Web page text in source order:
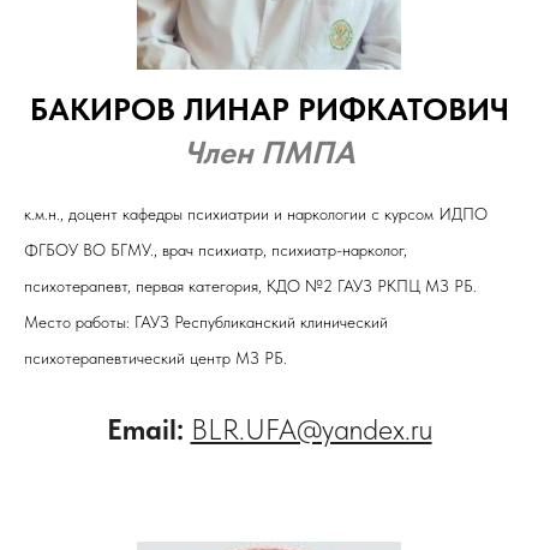
БАКИРОВ ЛИНАР РИФКАТОВИЧ
Член ПМПА
к.м.н., доцент кафедры психиатрии и наркологии с курсом ИДПО
ФГБОУ ВО БГМУ., врач психиатр, психиатр-нарколог,
психотерапевт, первая категория, КДО №2 ГАУЗ РКПЦ МЗ РБ.
Место работы: ГАУЗ Республиканский клинический
психотерапевтический центр МЗ РБ.
Email: BLR.UFA@yandex.ru